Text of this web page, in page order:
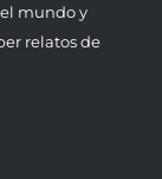
mundo y
relatos de